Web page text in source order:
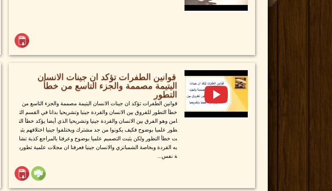
قوانين الطفرات تؤكد ان جينات الانسان
اليتيمة مصممة والجزء التاسع من خطأ
التطور
قوانين الطفرات تؤكد ان جينات الانسان اليتيمة مصممة والجزء التاسع من
خطأ التطور للفروق بين الانسان والقردة جينيا وتشريحيا بدانا في القسم الث
امن وهو الفرق بين الانسان والقردة جينيا وتشريحيا الذي أيضا يؤكد خطأ الت
طور علميا بوضوح فكيف يكونوا من جد مشترك ويختلفوا جينيا اختلافهم يثب
ت خطأ التطور ولكن يثبت التصميم علميا بوضوح وعرفنا بالمراجع كذبة تشا
به القردة وبخاصة الشمبانزي والانسان جينيا فعرفنا ان مجلات علمية تطوري
ة نفس...